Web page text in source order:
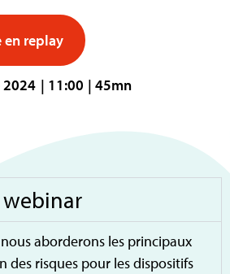
en replay
2024 | 11:00 | 45mn
aborderons les principaux
des risques pour les dispositifs